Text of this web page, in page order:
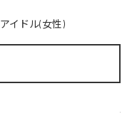
アイドル(女性)